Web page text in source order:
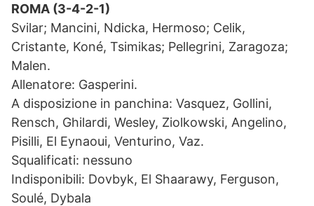
ROMA (3-4-2-1)
Svilar; Mancini, Ndicka, Hermoso; Celik,
Cristante, Koné, Tsimikas; Pellegrini, Zaragoza;
Malen.
Allenatore: Gasperini.
A disposizione in panchina: Vasquez, Gollini,
Rensch, Ghilardi, Wesley, Ziolkowski, Angelino,
Pisilli, El Eynaoui, Venturino, Vaz.
Squalificati: nessuno
Indisponibili: Dovbyk, El Shaarawy, Ferguson,
Soulé, Dybala